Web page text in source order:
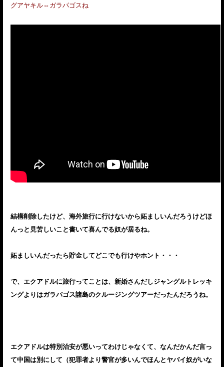
グアヤキル⇔ガラパゴスね
結構削除したけど、海外旅行に行けないから妬ましいんだろうけどほ
んっと見苦しいこと書いて喜んでる奴が居るね。
妬ましいんだったら貯金してどこでも行けやホント・・・
で、エクアドルに旅行ってことは、新婚さんだしジャングルトレッキ
ングよりはガラパゴス諸島のクルージングツアーだったんだろうね。
エクアドルは特別治安が悪いってわけじゃなくて、なんだかんだ言っ
て中国は別にして（犯罪者より警官が多いんでほんとヤバイ奴がいな